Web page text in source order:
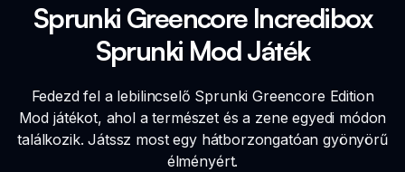
Sprunki Greencore Incredibox
Sprunki Mod Játék
Fedezd fel a lebilincselő Sprunki Greencore Edition
Mod játékot, ahol a természet és a zene egyedi módon
találkozik. Játssz most egy hátborzongatóan gyönyörű
élményért.